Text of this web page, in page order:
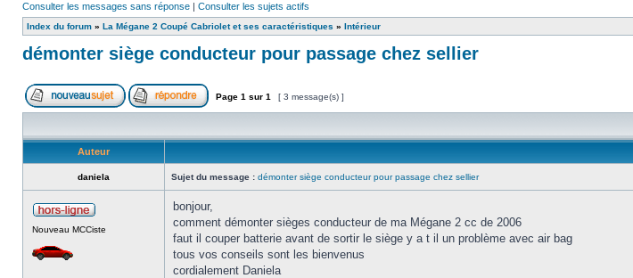
Consulter les messages sans réponse | Consulter les sujets actifs
Index du forum » La Mégane 2 Coupé Cabriolet et ses caractéristiques » Intérieur
démonter siège conducteur pour passage chez sellier
Page 1 sur 1 [ 3 message(s) ]
Auteur
daniela Sujet du message : démonter siège conducteur pour passage chez sellier
Nouveau MCCiste
bonjour,
comment démonter sièges conducteur de ma Mégane 2 cc de 2006
faut il couper batterie avant de sortir le siège y a t il un problème avec air bag
tous vos conseils sont les bienvenus
cordialement Daniela